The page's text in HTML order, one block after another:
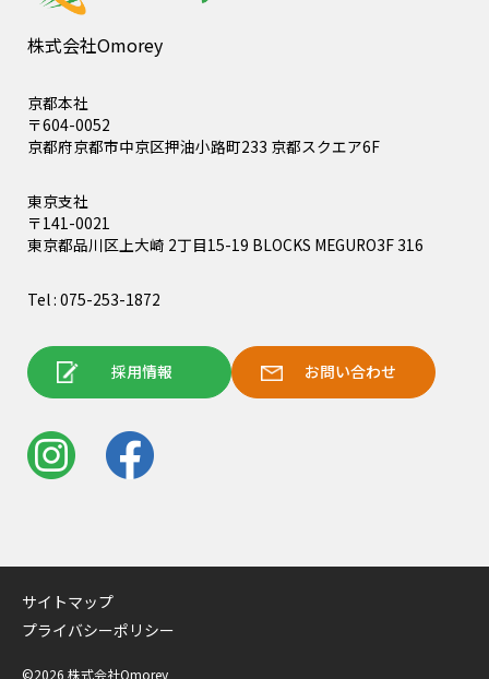
株式会社Omorey
京都本社
〒604-0052
京都府京都市中京区押油小路町233 京都スクエア6F
東京支社
〒141-0021
東京都品川区上大崎 2丁目15-19 BLOCKS MEGURO3F 316
Tel : 075-253-1872
採用情報 お問い合わせ
©2026 株式会社Omorey
サイトマップ
プライバシーポリシー